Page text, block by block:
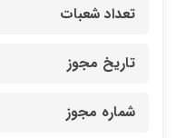
تعداد شعبات
تاریخ مجوز
شماره مجوز